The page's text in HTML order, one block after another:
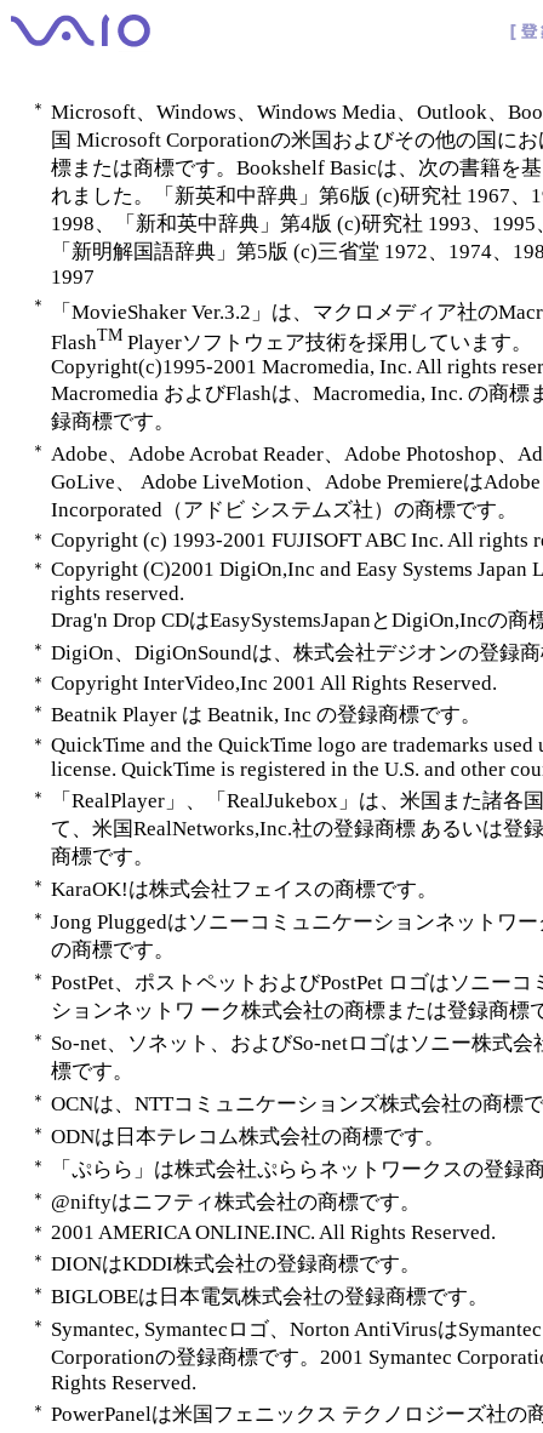
＊ Microsoft、Windows、Windows Media、Outlook、
国 Microsoft Corporationの米国およびその他の国に
標または商標です。Bookshelf Basicは、次の書籍を
れました。「新英和中辞典」第6版 (c)研究社 1967、
1998、「新和英中辞典」第4版 (c)研究社 1993、1995
「新明解国語辞典」第5版 (c)三省堂 1972、1974、
1997
＊
「MovieShaker Ver.3.2」は、マクロメディア社の
FlashTM Playerソフトウェア技術を採用しています。
Copyright(c)1995-2001 Macromedia, Inc. All rights
Macromedia およびFlashは、Macromedia, Inc. の商標
録商標です。
＊ Adobe、Adobe Acrobat Reader、Adobe Photoshop、
GoLive、 Adobe LiveMotion、Adobe PremiereはAdobe
Incorporated（アドビ システムズ社）の商標です。
＊ Copyright (c) 1993-2001 FUJISOFT ABC Inc. All rights
＊ Copyright (C)2001 DigiOn,Inc and Easy Systems Japan
rights reserved.
Drag'n Drop CDはEasySystemsJapanとDigiOn,Incの商
＊ DigiOn、DigiOnSoundは、株式会社デジオンの登録
＊ Copyright InterVideo,Inc 2001 All Rights Reserved.
＊ Beatnik Player は Beatnik, Inc の登録商標です。
＊ QuickTime and the QuickTime logo are trademarks used
license. QuickTime is registered in the U.S. and other
＊
「RealPlayer」、「RealJukebox」は、米国また諸各
て、米国RealNetworks,Inc.社の登録商標 あるいは登
商標です。
＊ KaraOK!は株式会社フェイスの商標です。
＊ Jong Pluggedはソニーコミュニケーションネットワ
の商標です。
＊ PostPet、ポストペットおよびPostPet ロゴはソニーコ
ションネットワ ーク株式会社の商標または登録商標
＊ So-net、ソネット、およびSo-netロゴはソニー株式会
標です。
＊ OCNは、NTTコミュニケーションズ株式会社の商標
＊ ODNは日本テレコム株式会社の商標です。
＊ 「ぷらら」は株式会社ぷららネットワークスの登録
＊ @niftyはニフティ株式会社の商標です。
＊ 2001 AMERICA ONLINE.INC. All Rights Reserved.
＊ DIONはKDDI株式会社の登録商標です。
＊ BIGLOBEは日本電気株式会社の登録商標です。
＊ Symantec, Symantecロゴ、Norton AntiVirusはSymantec
Corporationの登録商標です。2001 Symantec
Rights Reserved.
＊ PowerPanelは米国フェニックス テクノロジーズ社の